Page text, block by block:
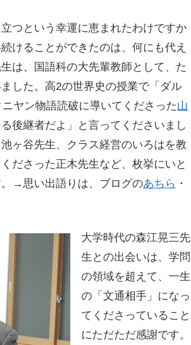
つという幸運に恵まれたわけですか
けることができたのは、何にも代え
は、国語科の大先輩教師として、た
した。高2の世界史の授業で「ダル
ヤン物語読破に導いてくださった山
後継者だよ」と言ってくださいまし
ヶ谷先生、クラス経営のいろはを教
ださった正木先生など、枚挙にいと
。→思い出語りは、ブログのあちら ・
大学時代の森江晃三先
生との出会いは、学問
の領域を超えて、一生
の「文通相手」になっ
てくださっていること
にただただ感謝です。